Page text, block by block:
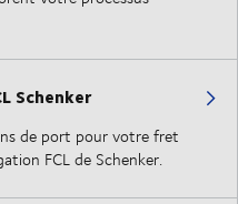
Schenker
de port pour votre fret
FCL de Schenker.